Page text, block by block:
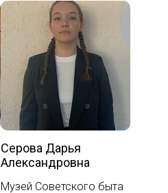
Серова Дарья
Александровна
Музей Советского быта